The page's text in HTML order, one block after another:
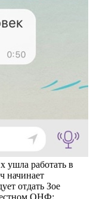
ушла работать в
начинает
отдать Зое
ОНФ: